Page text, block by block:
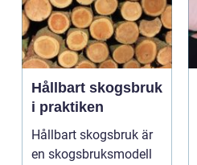
Hållbart skogsbruk
i praktiken
Hållbart skogsbruk är
en skogsbruksmodell